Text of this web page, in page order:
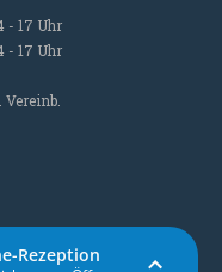
- 17 Uhr
- 17 Uhr
Vereinb.